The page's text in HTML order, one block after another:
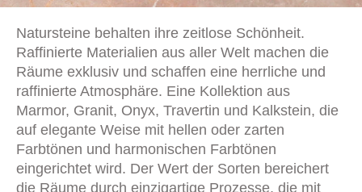
Natursteine behalten ihre zeitlose Schönheit.
Raffinierte Materialien aus aller Welt machen die
Räume exklusiv und schaffen eine herrliche und
raffinierte Atmosphäre. Eine Kollektion aus
Marmor, Granit, Onyx, Travertin und Kalkstein, die
auf elegante Weise mit hellen oder zarten
Farbtönen und harmonischen Farbtönen
eingerichtet wird. Der Wert der Sorten bereichert
die Räume durch einzigartige Prozesse, die mit